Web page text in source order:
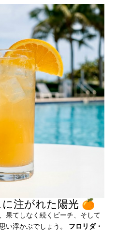
注がれた陽光 🍊
果てしなく続くビーチ、そして
い浮かぶでしょう。 フロリダ・